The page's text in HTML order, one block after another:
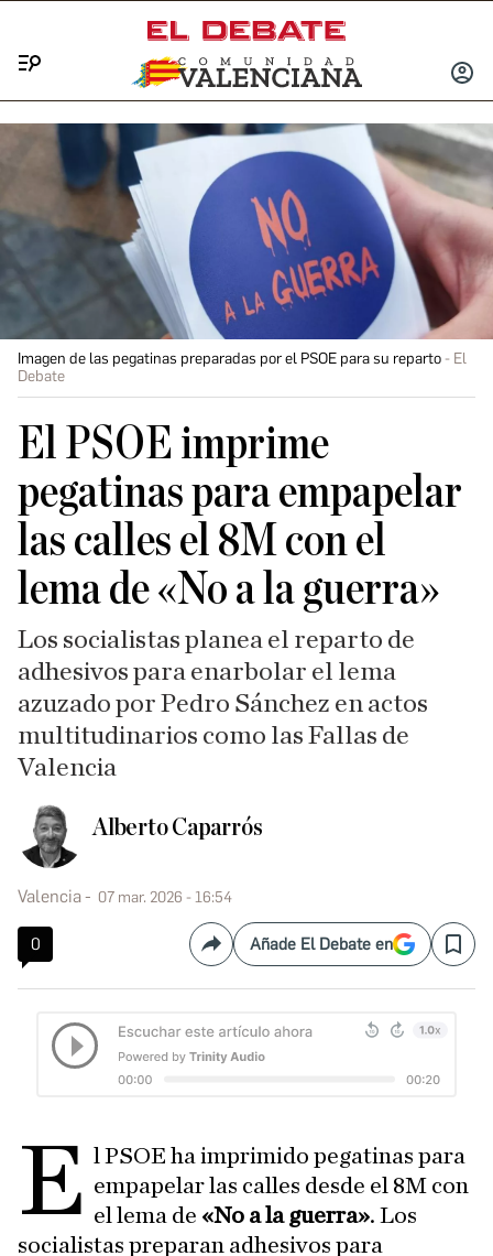
INICIAR
Imagen de las pegatinas preparadas por el PSOE para su reparto
El
Debate
El PSOE imprime
pegatinas para empapelar
las calles el 8M con el
lema de «No a la guerra»
Los socialistas planea el reparto de
adhesivos para enarbolar el lema
azuzado por Pedro Sánchez en actos
multitudinarios como las Fallas de
Valencia
Alberto Caparrós
Valencia 07 mar. 2026 - 16:54
0 CompartirAñade El Debate en Save
E l PSOE ha imprimido pegatinas para
empapelar las calles desde el 8M con
el lema de «No a la guerra». Los
socialistas preparan adhesivos para